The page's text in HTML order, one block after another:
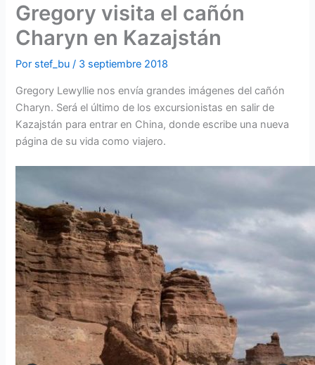
Gregory visita el cañón
Charyn en Kazajstán
Por stef_bu/ 3 septiembre 2018
Gregory Lewyllie nos envía grandes imágenes del cañón
Charyn. Será el último de los excursionistas en salir de
Kazajstán para entrar en China, donde escribe una nueva
página de su vida como viajero.